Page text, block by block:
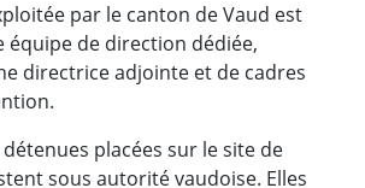
par le canton de Vaud est
équipe de direction dédiée,
directrice adjointe et de cadres
placées sur le site de
sous autorité vaudoise. Elles